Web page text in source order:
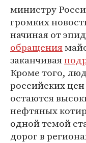
министру
громких
начиная от
обращения
заканчивая
Кроме того,
российских
остаются
нефтяных
одной темой
дорог в